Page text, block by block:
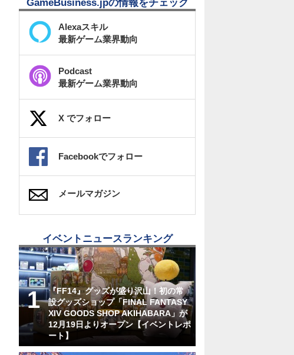
GameBusiness.jpの情報をチェック
Alexaスキル
最新ゲーム業界動向
Podcast
最新ゲーム業界動向
X でフォロー
Facebookでフォロー
メールマガジン
イベントニュースランキング
『FF14』グッズが盛り沢山！初の常
設グッズショップ「FINAL FANTASY
XIV GOODS SHOP AKIHABARA」が
12月19日よりオープン【イベントレポ
ート】